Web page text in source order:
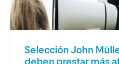
Selección John
deben prestar más